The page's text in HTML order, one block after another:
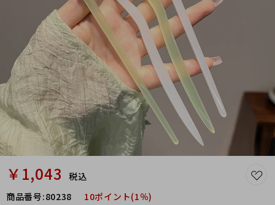
￥1,043
税込
商品番号:80238 10ポイント(1％)